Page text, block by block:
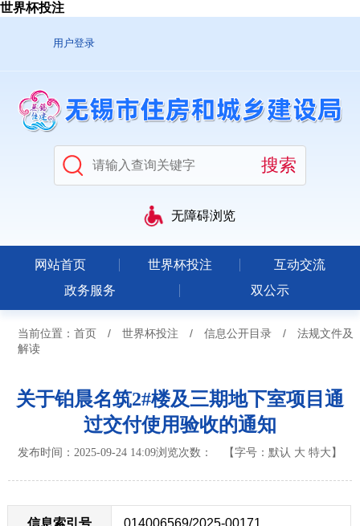
世界杯投注
用户登录
无障碍浏览
网站首页 世界杯投注
互动交流
政务服务
双公示
当前位置： 首页 / 世界杯投注 / 信息公开目录 /
法规文件及
解读
关于铂晨名筑2#楼及三期地下室项目通
过交付使用验收的通知
发布时间：2025-09-24 14:09浏览次数： 【字号： 默认 大 特大 】
信息索引号 014006569/2025-00171